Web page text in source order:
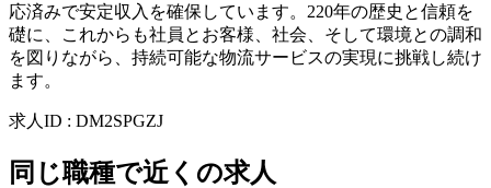
応済みで安定収入を確保しています。220年の歴史と信頼を
礎に、これからも社員とお客様、社会、そして環境との調和
を図りながら、持続可能な物流サービスの実現に挑戦し続け
ます。
求人ID : DM2SPGZJ
同じ職種で近くの求人